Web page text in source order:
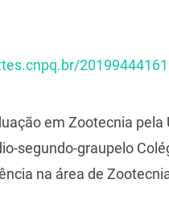
em Zootecnia
segundo-graupelo
na área de